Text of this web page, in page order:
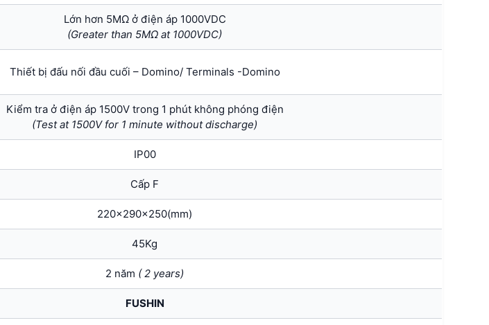
Lớn hơn 5MΩ ở điện áp 1000VDC
(Greater than 5MΩ at 1000VDC)
Thiết bị đấu nối đầu cuối – Domino/ Terminals -Domino
Kiểm tra ở điện áp 1500V trong 1 phút không phóng điện
(Test at 1500V for 1 minute without discharge)
IP00
Cấp F
220x290x250(mm)
45Kg
2 năm ( 2 years)
FUSHIN